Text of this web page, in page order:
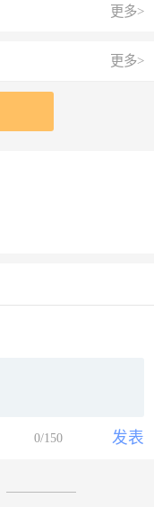
更多>
更多>
发表
0/150